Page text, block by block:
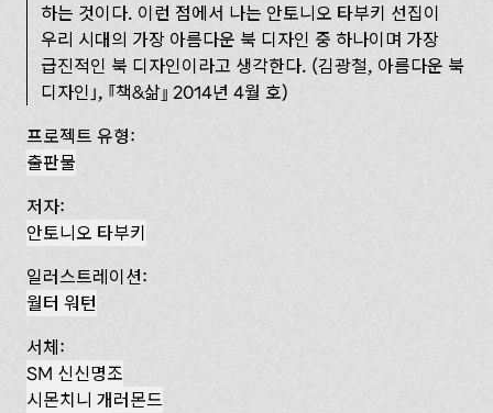
하는 것이다. 이런 점에서 나는 안토니오 타부키 선집이
우리 시대의 가장 아름다운 북 디자인 중 하나이며 가장
급진적인 북 디자인이라고 생각한다. (김광철, 아름다운 북
디자인」, 『책&삶』 2014년 4월 호)
프로젝트 유형:
출판물
저자:
안토니오 타부키
일러스트레이션:
월터 워턴
서체:
SM 신신명조
시몬치니 개러몬드